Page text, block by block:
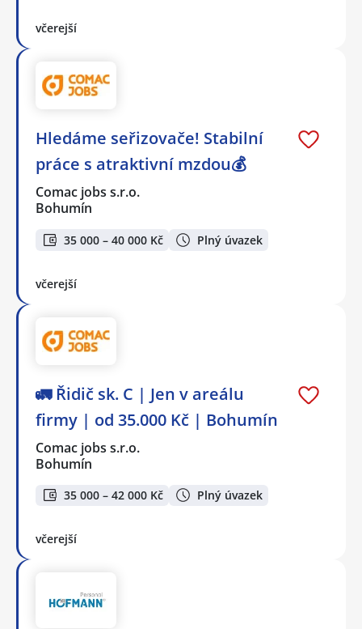
včerejší
Hledáme seřizovače! Stabilní
práce s atraktivní mzdou💰
Comac jobs s.r.o.
Bohumín
35 000 – 40 000 Kč Plný úvazek
včerejší
🚛 Řidič sk. C | Jen v areálu
firmy | od 35.000 Kč | Bohumín
Comac jobs s.r.o.
Bohumín
35 000 – 42 000 Kč Plný úvazek
včerejší